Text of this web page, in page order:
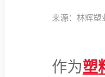
来源：林辉塑
作为塑